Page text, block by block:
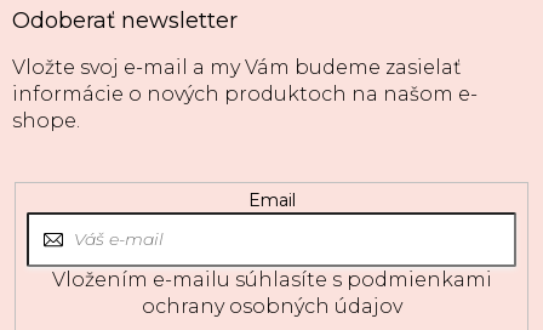
Odoberať newsletter
Vložte svoj e-mail a my Vám budeme zasielať
informácie o nových produktoch na našom e-
shope.
Email
Vložením e-mailu súhlasíte s podmienkami
ochrany osobných údajov